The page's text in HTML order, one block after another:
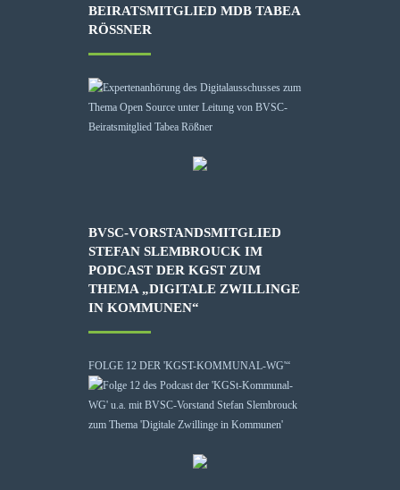
BEIRATSMITGLIED MDB TABEA
RÖSSNER
BVSC-VORSTANDSMITGLIED
STEFAN SLEMBROUCK IM
PODCAST DER KGST ZUM
THEMA „DIGITALE ZWILLINGE
IN KOMMUNEN“
FOLGE 12 DER 'KGST-KOMMUNAL-WG'“